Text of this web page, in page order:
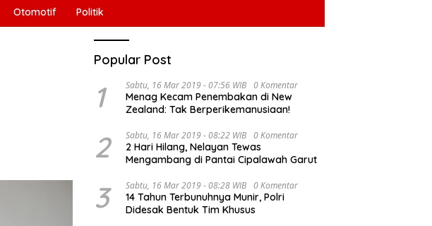
Otomotif Politik
Popular Post
1 Sabtu, 16 Mar 2019 - 07:56 WIB 0 Komentar
Menag Kecam Penembakan di New
Zealand: Tak Berperikemanusiaan!
2 Sabtu, 16 Mar 2019 - 08:22 WIB 0 Komentar
2 Hari Hilang, Nelayan Tewas
Mengambang di Pantai Cipalawah Garut
3 Sabtu, 16 Mar 2019 - 08:28 WIB 0 Komentar
14 Tahun Terbunuhnya Munir, Polri
Didesak Bentuk Tim Khusus